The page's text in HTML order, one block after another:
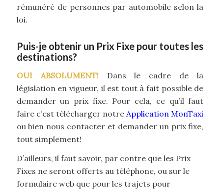
rémunéré de personnes par automobile selon la
loi.
Puis-je obtenir un Prix Fixe pour toutes les
destinations?
OUI ABSOLUMENT!Dans le cadre de la
législation en vigueur, il est tout à fait possible de
demander un prix fixe. Pour cela, ce qu’il faut
faire c’est télécharger notre Application MonTaxi
ou bien nous contacter et demander un prix fixe,
tout simplement!
D’ailleurs, il faut savoir, par contre que les Prix
Fixes ne seront offerts au téléphone, ou sur le
formulaire web que pour les trajets pour